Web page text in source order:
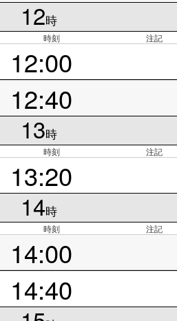
12時
時刻 注記
12:00
12:40
13時
時刻 注記
13:20
14時
時刻 注記
14:00
14:40